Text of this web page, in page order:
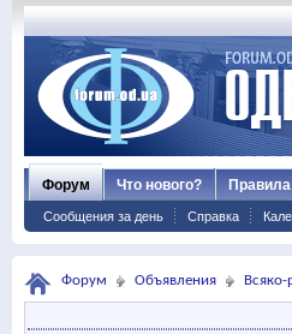
Форум
Сообщения за день Справка
Что нового? Правила
Форум Объявления Всяко-